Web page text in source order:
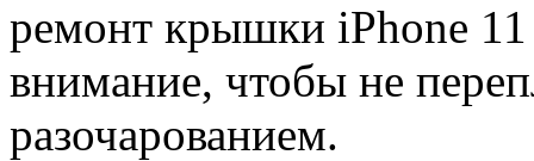
ремонт крышки iPhone 11
внимание, чтобы не
разочарованием.